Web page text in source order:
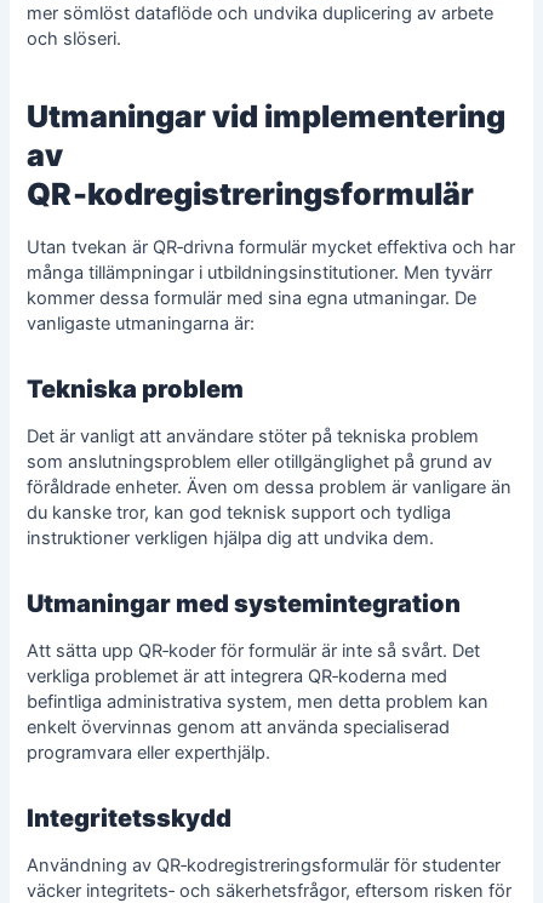
mer sömlöst dataflöde och undvika duplicering av arbete
och slöseri.
Utmaningar vid implementering
av
QR‑kodregistreringsformulär
Utan tvekan är QR‑drivna formulär mycket effektiva och har
många tillämpningar i utbildningsinstitutioner. Men tyvärr
kommer dessa formulär med sina egna utmaningar. De
vanligaste utmaningarna är:
Tekniska problem
Det är vanligt att användare stöter på tekniska problem
som anslutningsproblem eller otillgänglighet på grund av
föråldrade enheter. Även om dessa problem är vanligare än
du kanske tror, kan god teknisk support och tydliga
instruktioner verkligen hjälpa dig att undvika dem.
Utmaningar med systemintegration
Att sätta upp QR‑koder för formulär är inte så svårt. Det
verkliga problemet är att integrera QR‑koderna med
befintliga administrativa system, men detta problem kan
enkelt övervinnas genom att använda specialiserad
programvara eller experthjälp.
Integritetsskydd
Användning av QR‑kodregistreringsformulär för studenter
väcker integritets‑ och säkerhetsfrågor, eftersom risken för